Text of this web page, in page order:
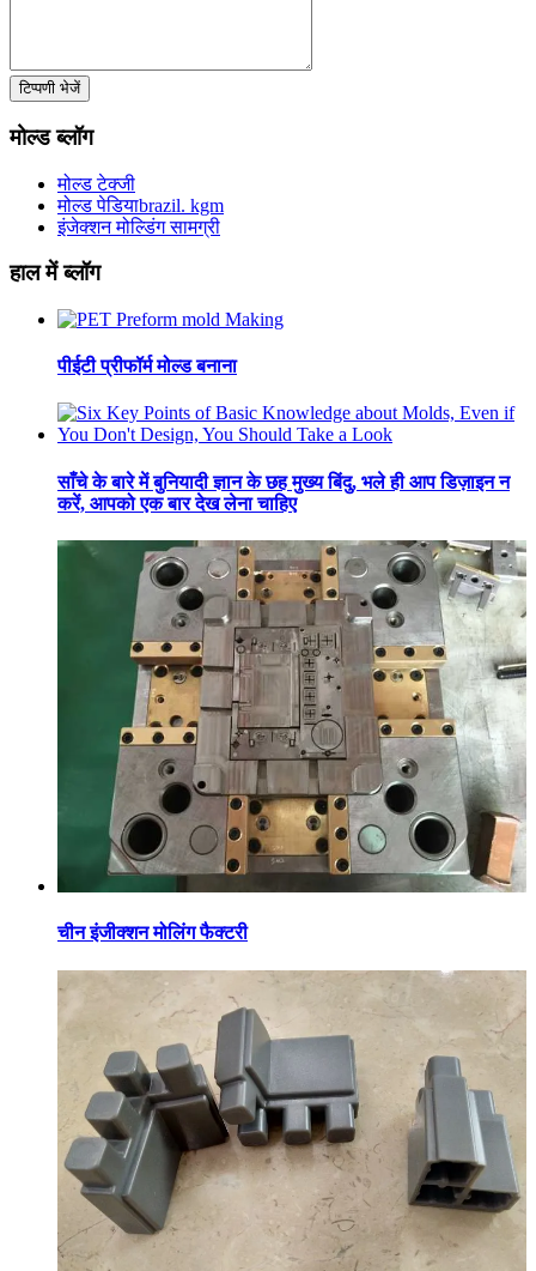
टिप्पणी भेजें
मोल्ड ब्लॉग
मोल्ड टेक्जी
मोल्ड पेडियाbrazil. kgm
इंजेक्शन मोल्डिंग सामग्री
हाल में ब्लॉग
पीईटी प्रीफॉर्म मोल्ड बनाना
साँचे के बारे में बुनियादी ज्ञान के छह मुख्य बिंदु, भले ही आप डिज़ाइन न
करें, आपको एक बार देख लेना चाहिए
चीन इंजीक्शन मोलिंग फैक्टरी